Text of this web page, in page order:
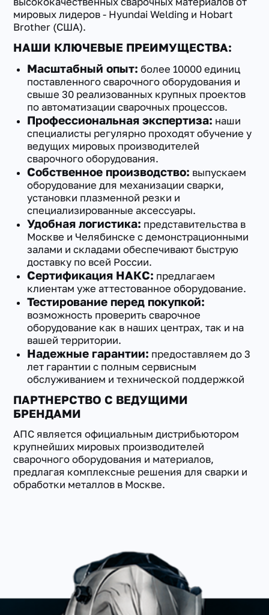
мировых лидеров - Hyundai Welding и Hobart
Brother (США).
НАШИ КЛЮЧЕВЫЕ ПРЕИМУЩЕСТВА:
Масштабный опыт: более 10000 единиц
поставленного сварочного оборудования и
свыше 30 реализованных крупных проектов
по автоматизации сварочных процессов.
Профессиональная экспертиза: наши
специалисты регулярно проходят обучение у
ведущих мировых производителей
сварочного оборудования.
Собственное производство: выпускаем
оборудование для механизации сварки,
установки плазменной резки и
специализированные аксессуары.
Удобная логистика: представительства в
Москве и Челябинске с демонстрационными
залами и складами обеспечивают быструю
доставку по всей России.
Сертификация НАКС: предлагаем
клиентам уже аттестованное оборудование.
Тестирование перед покупкой:
возможность проверить сварочное
оборудование как в наших центрах, так и на
вашей территории.
Надежные гарантии: предоставляем до 3
лет гарантии с полным сервисным
обслуживанием и технической поддержкой
ПАРТНЕРСТВО С ВЕДУЩИМИ
БРЕНДАМИ
АПС является официальным дистрибьютором
крупнейших мировых производителей
сварочного оборудования и материалов,
предлагая комплексные решения для сварки и
обработки металлов в Москве.